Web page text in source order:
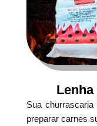
Sua
preparar carnes